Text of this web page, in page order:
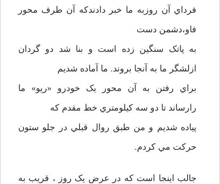
فرداي آن روزبه ما خبر دادندکه آن طرف محور
فاو،دشمن دست
به پاتک سنگين زده است و بنا شد دو گردان
ازلشگر ما به آنجا بروند. ما آماده شديم
براي رفتن به آن محور يک خودرو «ريو» ما
رارساند تا دو سه کيلومتري خط مقدم که
پياده شديم و من طبق روال قبلي در جلو ستون
حرکت مي کردم.
جالب اينجا است که در عرض يک روز ، قريب به